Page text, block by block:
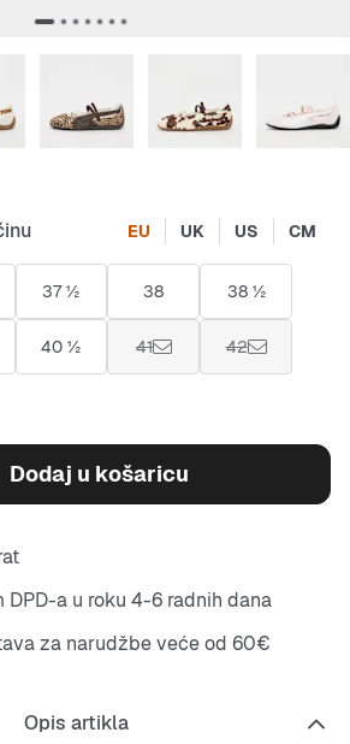
EU UK US CM
37 ½ 38 38 ½
40 ½ 41 42
Dodaj u košaricu
DPD-a u roku 4-6 radnih dana
za narudžbe veće od 60€
Opis artikla